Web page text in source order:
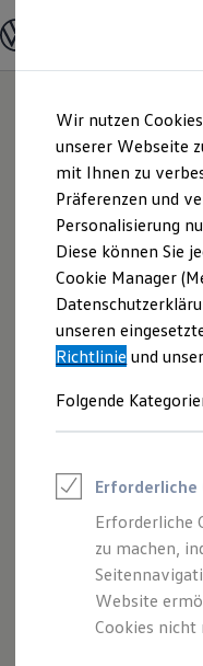
Hauptinhalt
springen
Footer
springen
Modelle und
Modelle
Elektroautos
ENERGY
Nutzfahrzeuge
SUV und CUV
Familienautos
Kombis
Sportwagen
Schnell verfügbare
Angebote und
Aktuelle
E-Auto-
Volkswagen
Junge
Leasing
Leasing-
Junge
Leasing
Service
Wir nutzen
unserer Webseite
mit Ihnen zu
Präferenzen und
Personalisierung
Diese können Sie
Cookie Manager
unseren
Richtlinie und
Folgende
Erforderliche
Erforderliche
zu machen,
Website
Cookies